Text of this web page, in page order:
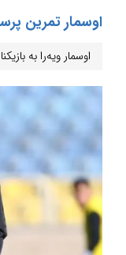
اوسمار تمرین
اوسمار ویه‌را به